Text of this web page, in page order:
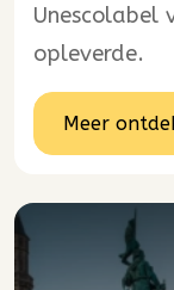
Unescolabel
opleverde.
Meer